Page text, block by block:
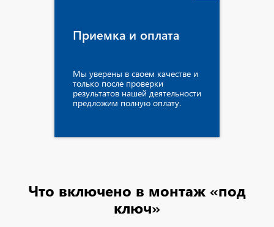
Приемка и оплата
Мы уверены в своем качестве и
только после проверки
результатов нашей деятельности
предложим полную оплату.
Что включено в монтаж «под
ключ»